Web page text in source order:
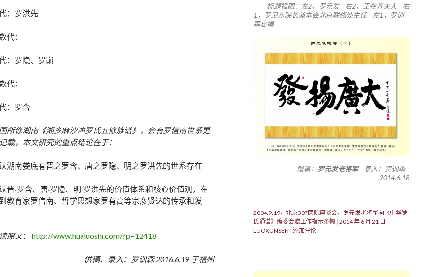
：罗洪先
代：
：罗隐、罗崱
代：
：罗含
所修湖南《湘乡麻沙冲罗氏五修族谱》，会有罗信南世系更
载，本文研究的重点结论在于：
湖南娄底有晋之罗含、唐之罗隐、明之罗洪先的世系存在！
晋·罗含、唐·罗隐、明·罗洪先的价值体系和核心价值观，在
教育家罗信南、哲学思想家罗有高等宗彦贤达的传承和发
原文： http://www.hualuoshi.com/?p=12418
供稿、录入：罗训森2016.6.19 于福州
标题插图：左2，罗元发 右2，王在齐夫人 右
1，罗卫东院长兼本会北京联络处主任 左1，罗训
森总编
赠稿： 罗元发老将军录入：罗训森
2014.6.18
2004.9.19，北京307医院座谈会，罗元发老将军向《中华罗
氏通谱》编委会赠工作指示条幅 2014 年 6 月 21 日
LUOXUNSEN 添加评论